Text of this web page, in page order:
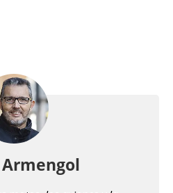
Armengol